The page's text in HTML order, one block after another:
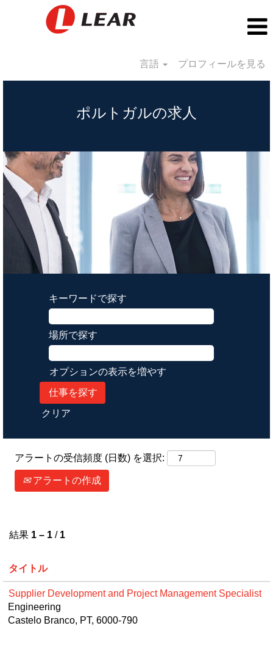
言語 プロフィールを見る
ポルトガルの求人
キーワードで探す
場所で探す
オプションの表示を増やす
クリア
アラートの受信頻度 (日数) を選択:
アラートの作成
結果 1 – 1 / 1
タイトル
Supplier Development and Project Management Specialist
Engineering
Castelo Branco, PT, 6000-790